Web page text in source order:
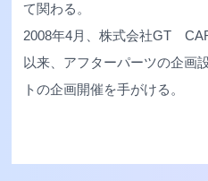
て関わる。
2008年4月、株式会社GT
以来、アフターパーツの企画
トの企画開催を手がける。